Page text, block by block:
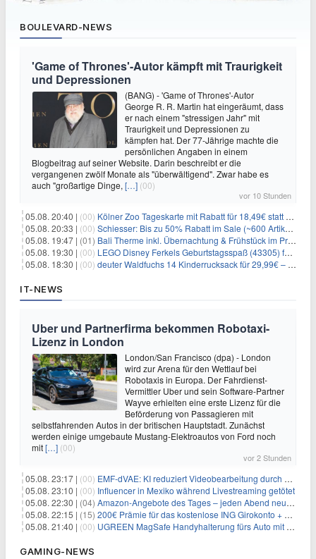
BOULEVARD-NEWS
'Game of Thrones'-Autor kämpft mit Traurigkeit
und Depressionen
(BANG) - 'Game of Thrones'-Autor
George R. R. Martin hat eingeräumt, dass
er nach einem "stressigen Jahr" mit
Traurigkeit und Depressionen zu
kämpfen hat. Der 77-Jährige machte die
persönlichen Angaben in einem
Blogbeitrag auf seiner Website. Darin beschreibt er die
vergangenen zwölf Monate als "überwältigend". Zwar habe es
auch "großartige Dinge, […] (00)
vor 10 Stunden
05.08. 20:40 | (00) Kölner Zoo Tageskarte mit Rabatt für 18,49€ statt 29,50€ – einlösbar bis Dezember
05.08. 20:33 | (00) Schiesser: Bis zu 50% Rabatt im Sale (~600 Artikel zur Auswahl)
05.08. 19:47 | (01) Bali Therme inkl. Übernachtung & Frühstück im Premium Hotel (Bad Oeynhausen) ab 89€ p.P.
05.08. 19:30 | (00) LEGO Disney Ferkels Geburtstagsspaß (43305) für 29,10€
05.08. 18:30 | (00) deuter Waldfuchs 14 Kinderrucksack für 29,99€ – Amber-maple
IT-NEWS
Uber und Partnerfirma bekommen Robotaxi-
Lizenz in London
London/San Francisco (dpa) - London
wird zur Arena für den Wettlauf bei
Robotaxis in Europa. Der Fahrdienst-
Vermittler Uber und sein Software-Partner
Wayve erhielten eine erste Lizenz für die
Beförderung von Passagieren mit
selbstfahrenden Autos in der britischen Hauptstadt. Zunächst
werden einige umgebaute Mustang-Elektroautos von Ford noch
mit[…] (00)
vor 2 Stunden
05.08. 23:17 | (00) EMF-dVAE: KI reduziert Videobearbeitung durch audio-gesteuerte Bildauswahl um 65%
05.08. 23:10 | (00) Influencer in Mexiko während Livestreaming getötet
05.08. 22:30 | (04) Amazon-Angebote des Tages – jeden Abend neue Deals zum Stöbern
05.08. 22:15 | (15) 200€ Prämie für das kostenlose ING Girokonto + gratis Visa + 3,75% Zinsen
05.08. 21:40 | (00) UGREEN MagSafe Handyhalterung fürs Auto mit 20 N52-Magneten für 7,96€
GAMING-NEWS